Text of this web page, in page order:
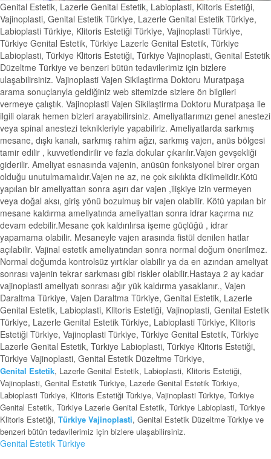
Genital Estetik, Lazerle Genital Estetik, Labioplasti, Klitoris Estetiği,
Vajinoplasti, Genital Estetik Türkiye, Lazerle Genital Estetik Türkiye,
Labioplasti Türkiye, Klitoris Estetiği Türkiye, Vajinoplasti Türkiye,
Türkiye Genital Estetik, Türkiye Lazerle Genital Estetik, Türkiye
Labioplasti, Türkiye Klitoris Estetiği, Türkiye Vajinoplasti, Genital Estetik
Düzeltme Türkiye ve benzeri bütün tedavilerimiz için bizlere
ulaşabilirsiniz. Vajinoplasti Vajen Sikilaştirma Doktoru Muratpaşa
arama sonuçlarıyla geldiğiniz web sitemizde sizlere ön bilgileri
vermeye çalıştık. Vajinoplasti Vajen Sikilaştirma Doktoru Muratpaşa ile
ilgili olarak hemen bizleri arayabilirsiniz. Ameliyatlarımızı genel anestezi
veya spinal anestezi teknikleriyle yapabiliriz. Ameliyatlarda sarkmış
mesane, dışkı kanalı, sarkmış rahim ağzı, sarkmış vajen, anüs bölgesi
tamir edilir , kuvvetlendirilir ve fazla dokular çıkarılır.Vajen gevşekliği
giderilir. Ameliyat esnasında vajenin, anüsün fonksiyonel birer organ
olduğu unutulmamalıdır.Vajen ne az, ne çok sıkılıkta dikilmelidir.Kötü
yapılan bir ameliyattan sonra aşırı dar vajen ,ilişkiye izin vermeyen
veya doğal aksı, giriş yönü bozulmuş bir vajen olabilir. Kötü yapılan bir
mesane kaldırma ameliyatında ameliyattan sonra idrar kaçırma nız
devam edebilir.Mesane çok kaldırılırsa işeme güçlüğü , idrar
yapamama olabilir. Mesaneyle vajen arasında fistül denilen hatlar
açılabilir. Vajinal estetik ameliyatından sonra normal doğum önerilmez.
Normal doğumda kontrolsüz yırtıklar olabilir ya da en azından ameliyat
sonrası vajenin tekrar sarkması gibi riskler olabilir.Hastaya 2 ay kadar
vajinoplasti ameliyatı sonrası ağır yük kaldırma yasaklanır., Vajen
Daraltma Türkiye, Vajen Daraltma Türkiye, Genital Estetik, Lazerle
Genital Estetik, Labioplasti, Klitoris Estetiği, Vajinoplasti, Genital Estetik
Türkiye, Lazerle Genital Estetik Türkiye, Labioplasti Türkiye, Klitoris
Estetiği Türkiye, Vajinoplasti Türkiye, Türkiye Genital Estetik, Türkiye
Lazerle Genital Estetik, Türkiye Labioplasti, Türkiye Klitoris Estetiği,
Türkiye Vajinoplasti, Genital Estetik Düzeltme Türkiye,
Genital Estetik, Lazerle Genital Estetik, Labioplasti, Klitoris Estetiği,
Vajinoplasti, Genital Estetik Türkiye, Lazerle Genital Estetik Türkiye,
Labioplasti Türkiye, Klitoris Estetiği Türkiye, Vajinoplasti Türkiye, Türkiye
Genital Estetik, Türkiye Lazerle Genital Estetik, Türkiye Labioplasti, Türkiye
Klitoris Estetiği, Türkiye Vajinoplasti, Genital Estetik Düzeltme Türkiye ve
benzeri bütün tedavilerimiz için bizlere ulaşabilirsiniz.
Genital Estetik Türkiye